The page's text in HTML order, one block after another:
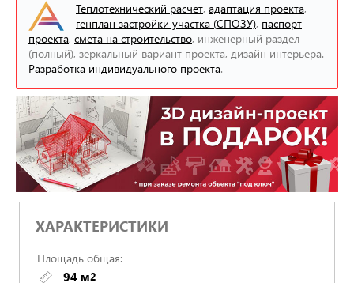
Теплотехнический расчет, адаптация проекта,
генплан застройки участка (СПОЗУ), паспорт
проекта, смета на строительство, инженерный раздел
(полный), зеркальный вариант проекта, дизайн интерьера.
Разработка индивидуального проекта.
ХАРАКТЕРИСТИКИ
Площадь общая:
94 м2